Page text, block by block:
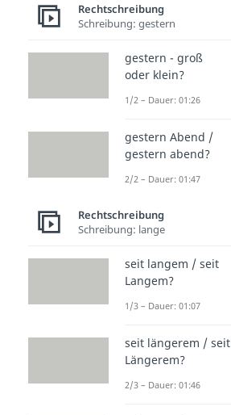
Rechtschreibung
Schreibung: gestern
gestern - groß
oder klein?
1/2 – Dauer: 01:26
gestern Abend /
gestern abend?
2/2 – Dauer: 01:47
Rechtschreibung
Schreibung: lange
seit langem / seit
Langem?
1/3 – Dauer: 01:07
seit längerem / seit
Längerem?
2/3 – Dauer: 01:46